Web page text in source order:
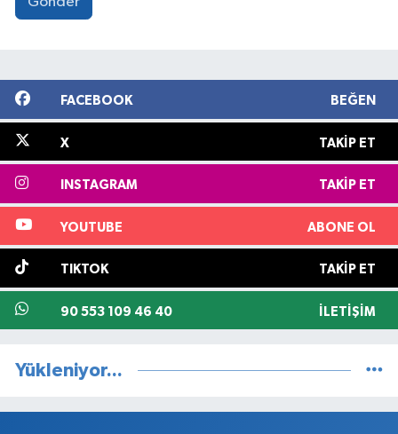
FACEBOOK BEĞEN
X TAKIP ET
INSTAGRAM TAKIP ET
YOUTUBE ABONE OL
TIKTOK TAKIP ET
90 553 109 46 40 İLETIŞIM
Yükleniyor...